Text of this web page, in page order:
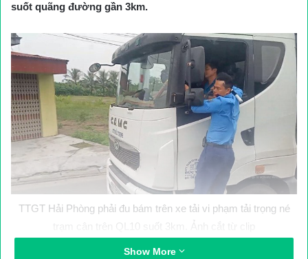
suốt quãng đường gần 3km.
TTGT Hải Phòng phải đu bám trên xe tải vi phạm tải trọng né
trạm cân trên QL10 suốt 3km. Ảnh cắt từ clip
Tối 26/8, trao đổi với PV Báo Giao thông, ông Hoàng Tiến Nam,
Show More